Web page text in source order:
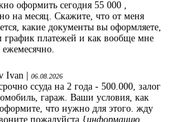
оформить сегодня 55 000 ,
на месяц. Скажите, что от меня
какие документы вы оформляете,
график платежей и как вообще мне
ежемесячно.
Ivan | 06.08.2026
ссуда на 2 года - 500.000, залог
гараж. Ваши условия, как
что нужно для этого. жду
пожалуйста {информацию